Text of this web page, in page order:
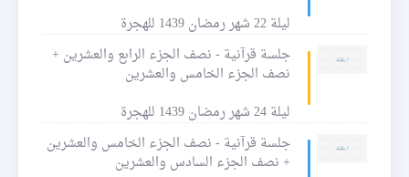
ليلة 22 شهر رمضان 1439 للهجرة
جلسة قرآنية - نصف الجزء الرابع والعشرين +
نصف الجزء الخامس والعشرين
ليلة 24 شهر رمضان 1439 للهجرة
جلسة قرآنية - نصف الجزء الخامس والعشرين
+ نصف الجزء السادس والعشرين